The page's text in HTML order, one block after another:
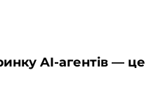
AI-агентів — це